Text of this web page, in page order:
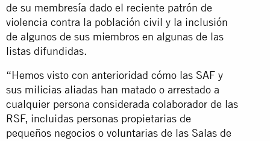
de su membresía dado el reciente patrón de
violencia contra la población civil y la inclusión
de algunos de sus miembros en algunas de las
listas difundidas.
“Hemos visto con anterioridad cómo las SAF y
sus milicias aliadas han matado o arrestado a
cualquier persona considerada colaborador de las
RSF, incluidas personas propietarias de
pequeños negocios o voluntarias de las Salas de